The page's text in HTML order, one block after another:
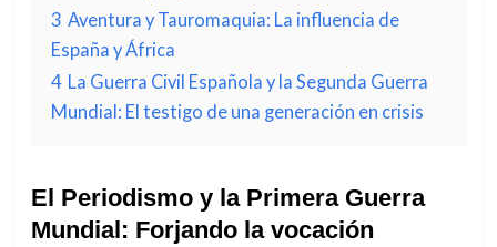
3 Aventura y Tauromaquia: La influencia de
España y África
4 La Guerra Civil Española y la Segunda Guerra
Mundial: El testigo de una generación en crisis
El Periodismo y la Primera Guerra
Mundial: Forjando la vocación